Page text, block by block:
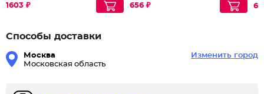
1603 ₽ 656 ₽
Способы доставки
Москва
Московская область
Изменить город